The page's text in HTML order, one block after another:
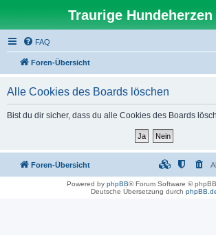
Traurige Hundeherzen
FAQ
Foren-Übersicht
Alle Cookies des Boards löschen
Bist du dir sicher, dass du alle Cookies des Boards
Foren-Übersicht
Powered by phpBB® Forum Software ©
Deutsche Übersetzung durch